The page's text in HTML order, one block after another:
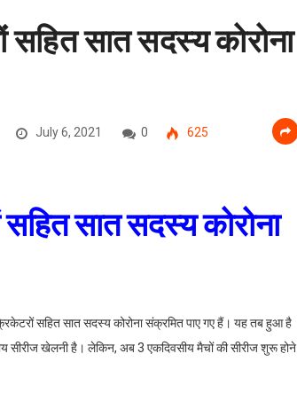
सात सदस्य कोरोना
July 6, 2021 0 625
सात सदस्य कोरोना
सहित सात सदस्य कोरोना संक्रमित पाए गए हैं। यह तब हुआ है
सीरीज खेलनी है। लेकिन, अब 3 एकदिवसीय मैचों की सीरीज शुरू होने